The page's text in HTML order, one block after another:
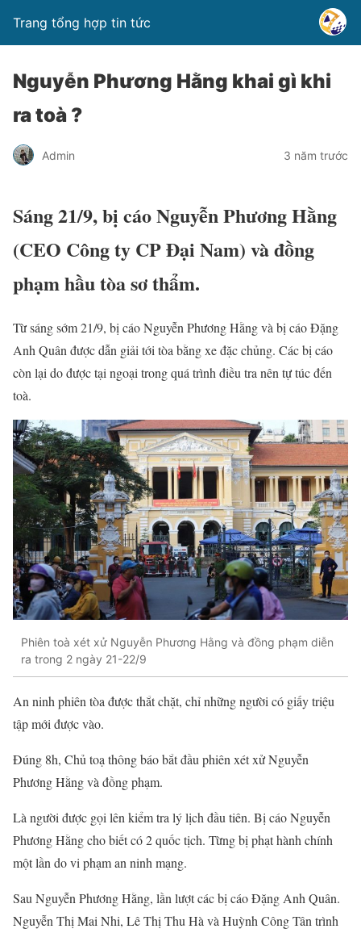
Trang tổng hợp tin tức
Nguyễn Phương Hằng khai gì khi
ra toà ?
Admin 3 năm trước
Sáng 21/9, bị cáo Nguyễn Phương Hằng
(CEO Công ty CP Đại Nam) và đồng
phạm hầu tòa sơ thẩm.
Từ sáng sớm 21/9, bị cáo Nguyễn Phương Hằng và bị cáo Đặng
Anh Quân được dẫn giải tới tòa bằng xe đặc chủng. Các bị cáo
còn lại do được tại ngoại trong quá trình điều tra nên tự túc đến
toà.
Phiên toà xét xử Nguyễn Phương Hằng và đồng phạm diễn
ra trong 2 ngày 21-22/9
An ninh phiên tòa được thắt chặt, chỉ những người có giấy triệu
tập mới được vào.
Đúng 8h, Chủ toạ thông báo bắt đầu phiên xét xử Nguyễn
Phương Hằng và đồng phạm.
Là người được gọi lên kiểm tra lý lịch đầu tiên. Bị cáo Nguyễn
Phương Hằng cho biết có 2 quốc tịch. Từng bị phạt hành chính
một lần do vi phạm an ninh mạng.
Sau Nguyễn Phương Hằng, lần lượt các bị cáo Đặng Anh Quân.
Nguyễn Thị Mai Nhi, Lê Thị Thu Hà và Huỳnh Công Tân trình